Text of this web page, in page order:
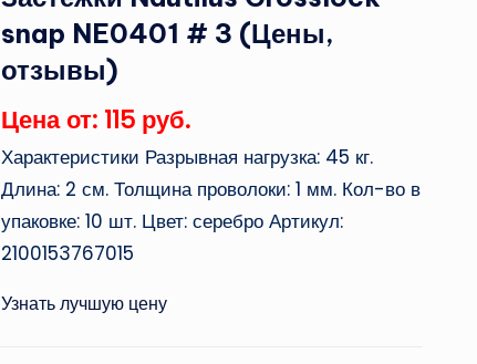
snap NE0401 # 3 (Цены,
отзывы)
Цена от: 115 руб.
Характеристики Разрывная нагрузка: 45 кг.
Длина: 2 см. Толщина проволоки: 1 мм. Кол-во в
упаковке: 10 шт. Цвет: серебро Артикул:
2100153767015
Узнать лучшую цену